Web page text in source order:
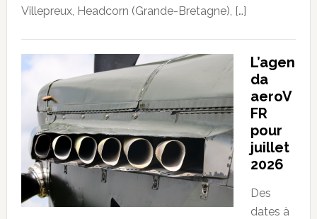
Villepreux, Headcorn (Grande-Bretagne), […]
L’agen
da
aeroV
FR
pour
juillet
2026
Des
dates à